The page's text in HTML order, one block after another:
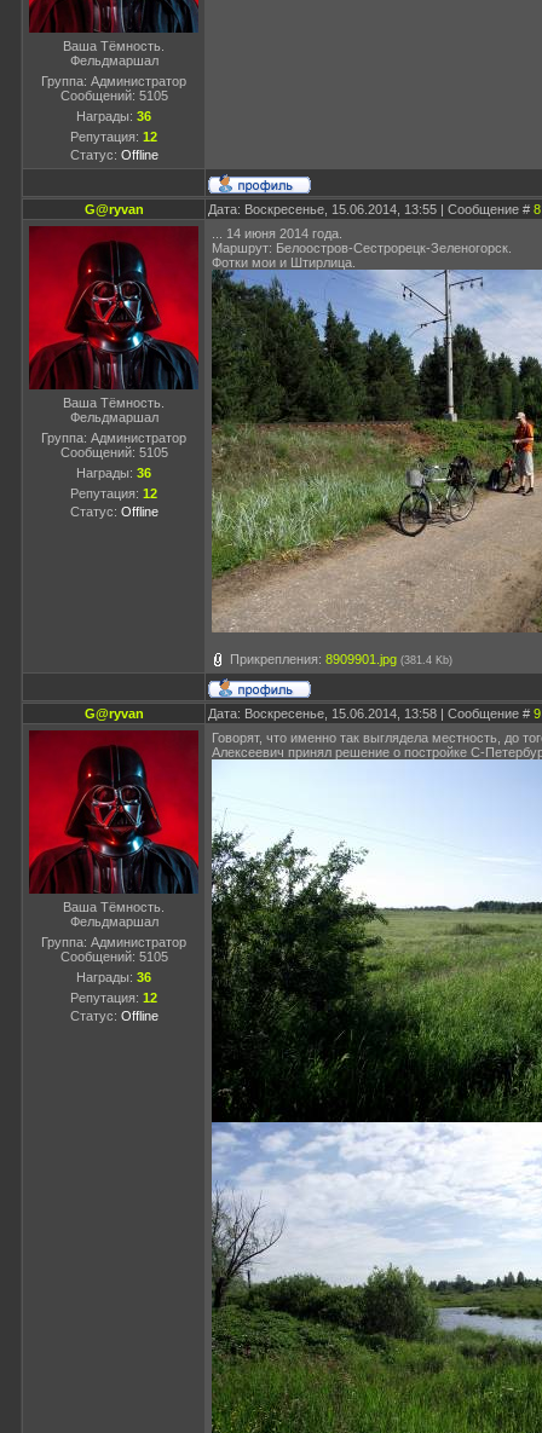
Ваша Тёмность.
Фельдмаршал
Группа: Администратор
Сообщений: 5105
Награды: 36
Репутация: 12
Статус: Offline
G@ryvan Дата: Воскресенье, 15.06.2014, 13:55 | Сообщение # 8
Ваша Тёмность.
Фельдмаршал
Группа: Администратор
Сообщений: 5105
Награды: 36
Репутация: 12
Статус: Offline
... 14 июня 2014 года.
Маршрут: Белоостров-Сестрорецк-Зеленогорск.
Фотки мои и Штирлица.
Прикрепления: 8909901.jpg (381.4 Kb)
G@ryvan Дата: Воскресенье, 15.06.2014, 13:58 | Сообщение # 9
Ваша Тёмность.
Фельдмаршал
Группа: Администратор
Сообщений: 5105
Награды: 36
Репутация: 12
Статус: Offline
Говорят, что именно так выглядела местность, до
Алексеевич принял решение о постройке С-